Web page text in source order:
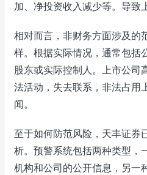
加、净投资收入减少等。导致
相对而言，非财务方面涉及的
样。根据实际情况，通常包括
股东或实际控制人。上市公司
法活动，失去联系，非法占用
闻。
至于如何防范风险，天丰证券
析。预警系统包括两种类型，
机构和公司的公开信息，另一